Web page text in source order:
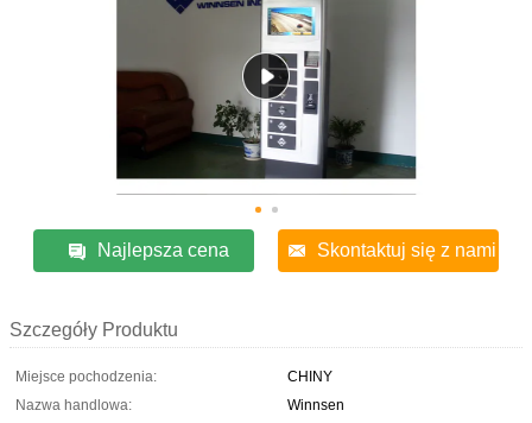
Najlepsza cena Skontaktuj się z nami
Szczegóły Produktu
Miejsce pochodzenia:
CHINY
Nazwa handlowa:
Winnsen